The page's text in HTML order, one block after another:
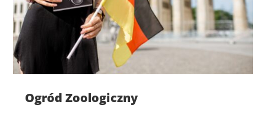
Ogród Zoologiczny